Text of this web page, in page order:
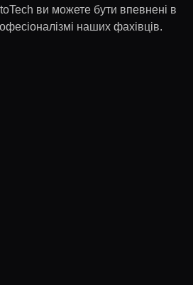
ви можете бути впевнені в
наших фахівців.